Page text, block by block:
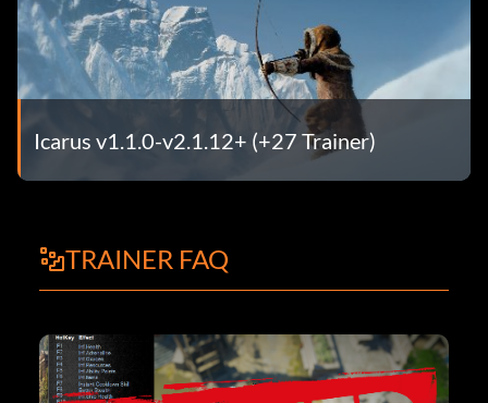
Icarus v1.1.0-v2.1.12+ (+27 Trainer)
TRAINER FAQ